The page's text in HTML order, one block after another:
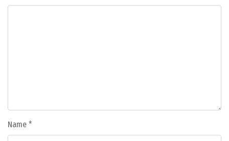
Name *